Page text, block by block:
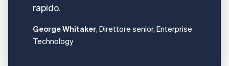
rapido.
George Whitaker, Direttore senior, Enterprise
Technology